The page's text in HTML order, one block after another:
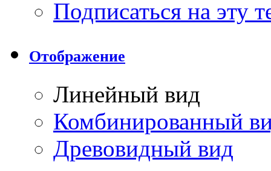
Подписаться на эту
Отображение
Линейный вид
Комбинированный
Древовидный вид